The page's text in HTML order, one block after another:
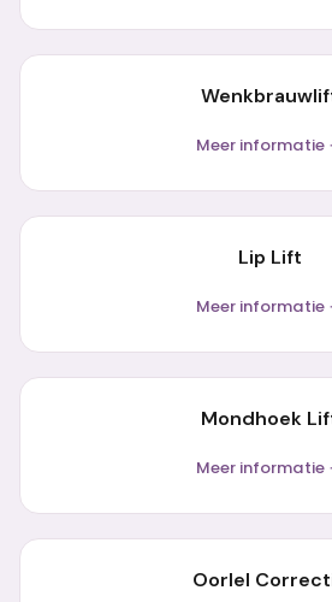
Meer informatie
Lip Lift
Meer informatie
Mondhoek
Meer informatie
Oorlel